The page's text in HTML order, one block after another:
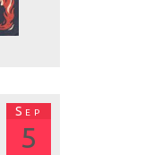
Sep
5